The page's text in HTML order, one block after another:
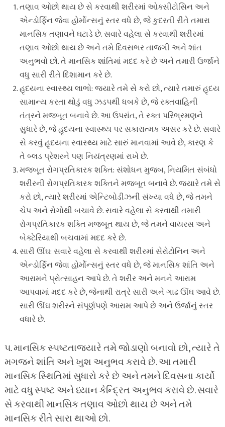
તણાવ ઓછો થાય છે સે કરવાથી શરીરમાં ઓક્સીટોસિન અને
એન્ડોર્ફિન જેવા હોર્મોન્સનું સ્તર વધે છે, જે કુદરતી રીતે તમારા
માનસિક તણાવને ઘટાડે છે. સવારે વહેલા સે કરવાથી શરીરમાં
તણાવ ઓછો થાય છે અને તમે દિવસભર તાજગી અને શાંત
અનુભવો છો. તે માનસિક શાંતિમાં મદદ કરે છે અને તમારી ઉર્જાને
વધુ સારી રીતે દિશામાન કરે છે.
હૃદયના સ્વાસ્થ્ય લાભો: જ્યારે તમે સે કરો છો, ત્યારે તમારું હૃદય
સામાન્ય કરતા થોડું વધુ ઝડપથી ધબકે છે, જે રક્તવાહિની
તંત્રને મજબૂત બનાવે છે. આ ઉપરાંત, તે રક્ત પરિભ્રમણને
સુધારે છે, જે હૃદયના સ્વાસ્થ્ય પર સકારાત્મક અસર કરે છે. સવારે
સે કરવું હૃદયના સ્વાસ્થ્ય માટે સારું માનવામાં આવે છે, કારણ કે
તે બ્લડ પ્રેશરને પણ નિયંત્રણમાં રાખે છે.
મજબૂત રોગપ્રતિકારક શક્તિ: સંશોધન મુજબ, નિયમિત સંબંધો
શરીરની રોગપ્રતિકારક શક્તિને મજબૂત બનાવે છે. જ્યારે તમે સે
કરો છો, ત્યારે શરીરમાં એન્ટિબોડીઝની સંખ્યા વધે છે, જે તમને
ચેપ અને રોગોથી બચાવે છે. સવારે વહેલા સે કરવાથી તમારી
રોગપ્રતિકારક શક્તિ મજબૂત થાય છે, જે તમને વાયરસ અને
બેક્ટેરિયાથી બચવામાં મદદ કરે છે.
સારી ઊંઘ: સવારે વહેલા સે કરવાથી શરીરમાં સેરોટોનિન અને
એન્ડોર્ફિન જેવા હોર્મોન્સનું સ્તર વધે છે, જે માનસિક શાંતિ અને
આરામને પ્રોત્સાહન આપે છે. તે શરીર અને મનને આરામ
આપવામાં મદદ કરે છે, જેનાથી રાત્રે સારી અને ગાઢ ઊંઘ આવે છે.
સારી ઊંઘ શરીરને સંપૂર્ણપણે આરામ આપે છે અને ઉર્જાનું સ્તર
વધારે છે.
૫. માનસિક સ્પષ્ટતાજ્યારે તમે જોડાણો બનાવો છો, ત્યારે તે
મગજને શાંતિ અને ખુશ અનુભવ કરાવે છે. આ તમારી
માનસિક સ્થિતિમાં સુધારો કરે છે અને તમને દિવસના કાર્યો
માટે વધુ સ્પષ્ટ અને ધ્યાન કેન્દ્રિત અનુભવ કરાવે છે. સવારે
સે કરવાથી માનસિક તણાવ ઓછો થાય છે અને તમે
માનસિક રીતે સારા થાઓ છો.